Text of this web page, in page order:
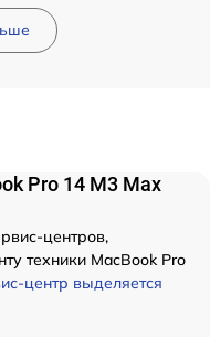
Pro 14 M3 Max
центров,
техники MacBook Pro
центр выделяется